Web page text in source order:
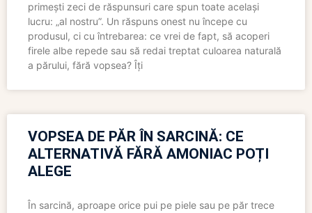
primești zeci de răspunsuri care spun toate același
lucru: „al nostru”. Un răspuns onest nu începe cu
produsul, ci cu întrebarea: ce vrei de fapt, să acoperi
firele albe repede sau să redai treptat culoarea naturală
a părului, fără vopsea? Îți
VOPSEA DE PĂR ÎN SARCINĂ: CE
ALTERNATIVĂ FĂRĂ AMONIAC POȚI
ALEGE
În sarcină, aproape orice pui pe piele sau pe păr trece